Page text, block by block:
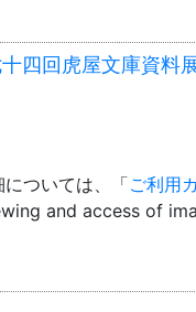
四回虎屋文庫資
ついては、「ご利用
and access of